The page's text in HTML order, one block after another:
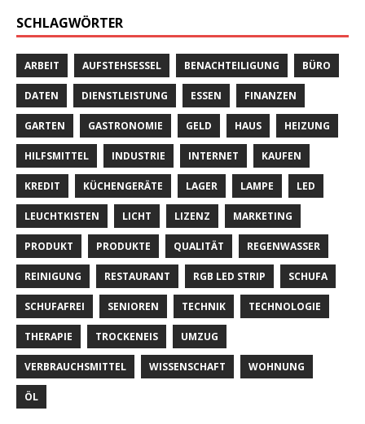
SCHLAGWÖRTER
ARBEIT AUFSTEHSESSEL BENACHTEILIGUNG BÜRO
DATEN DIENSTLEISTUNG ESSEN FINANZEN
GARTEN GASTRONOMIE GELD HAUS HEIZUNG
HILFSMITTEL INDUSTRIE INTERNET KAUFEN
KREDIT KÜCHENGERÄTE LAGER LAMPE LED
LEUCHTKISTEN LICHT LIZENZ MARKETING
PRODUKT PRODUKTE QUALITÄT REGENWASSER
REINIGUNG RESTAURANT RGB LED STRIP SCHUFA
SCHUFAFREI SENIOREN TECHNIK TECHNOLOGIE
THERAPIE TROCKENEIS UMZUG
VERBRAUCHSMITTEL WISSENSCHAFT WOHNUNG
ÖL